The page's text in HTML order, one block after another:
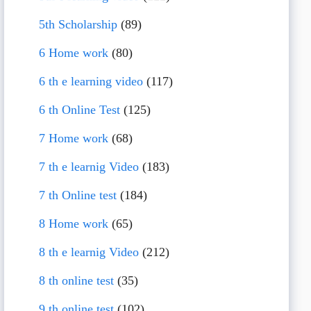
5th Scholarship(89)
6 Home work(80)
6 th e learning video(117)
6 th Online Test(125)
7 Home work(68)
7 th e learnig Video(183)
7 th Online test(184)
8 Home work(65)
8 th e learnig Video(212)
8 th online test(35)